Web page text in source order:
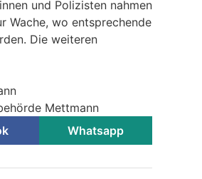
und Polizisten nahmen
Wache, wo entsprechende
Die weiteren
Mettmann
Whatsapp